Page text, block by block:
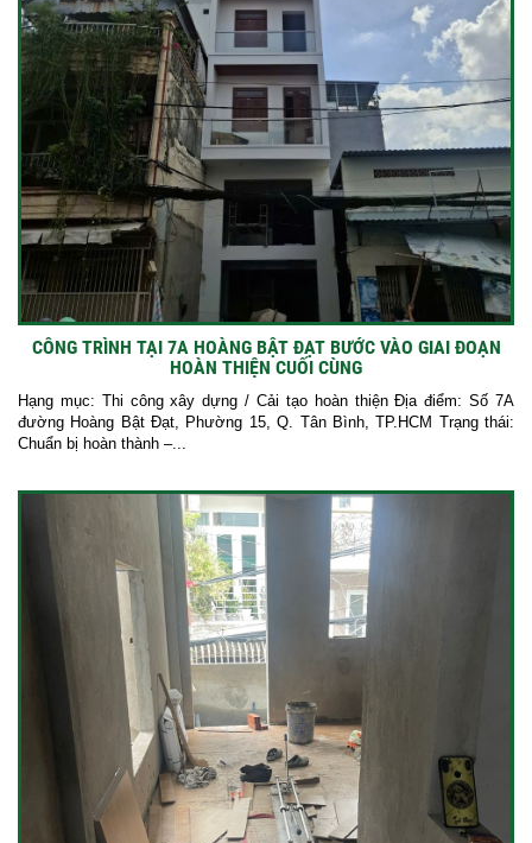
CÔNG TRÌNH TẠI 7A HOÀNG BẬT ĐẠT BƯỚC VÀO GIAI ĐOẠN
HOÀN THIỆN CUỐI CÙNG
Hạng mục: Thi công xây dựng / Cải tạo hoàn thiện Địa điểm: Số 7A
đường Hoàng Bật Đạt, Phường 15, Q. Tân Bình, TP.HCM Trạng thái:
Chuẩn bị hoàn thành –...